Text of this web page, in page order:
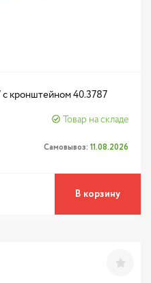
с кронштейном 40.3787
Товар на складе
Самовывоз: 11.08.2026
В корзину